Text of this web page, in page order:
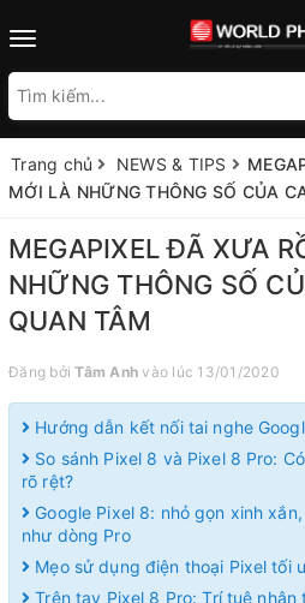
Toggle
Trang chủ NEWS & TIPS
MỚI LÀ NHỮNG THÔNG SỐ CỦA
MEGAPIXEL ĐÃ XƯA
NHỮNG THÔNG SỐ
QUAN TÂM
Đăng bởiTâm Anh vào lúc 13/01/2020
Hướng dẫn kết nối tai nghe
So sánh Pixel 8 và Pixel 8 Pro:
rõ rệt?
Google Pixel 8: nhỏ gọn xinh
như dòng Pro
Mẹo sử dụng điện thoại Pixel tối
Trên tay Pixel 8 Pro: Trí tuệ